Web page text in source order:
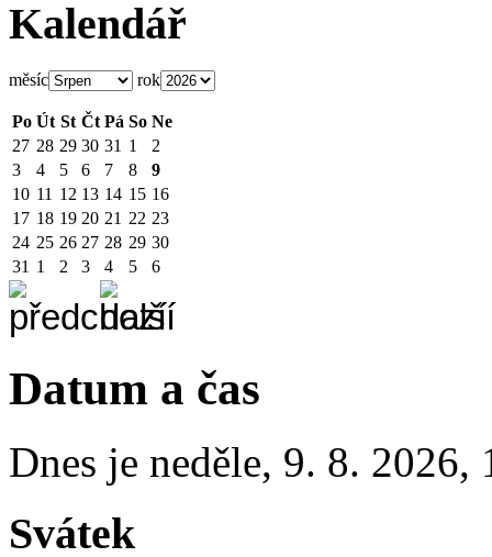
Kalendář
měsíc rok
Po Út St Čt Pá So Ne
27 28 29 30 31 1
2
3
4 5 6 7 8
9
10 11 12 13 14 15 16
17 18 19 20 21 22 23
24 25 26 27 28 29 30
31 1 2 3 4 5 6
Datum a čas
Dnes je neděle, 9. 8. 2026,
Svátek